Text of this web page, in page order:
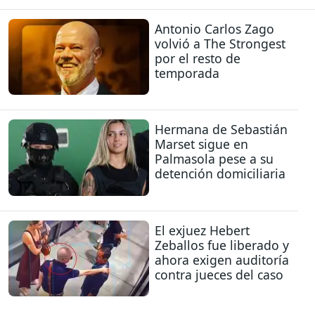
Antonio Carlos Zago
volvió a The Strongest
por el resto de
temporada
Hermana de Sebastián
Marset sigue en
Palmasola pese a su
detención domiciliaria
El exjuez Hebert
Zeballos fue liberado y
ahora exigen auditoría
contra jueces del caso